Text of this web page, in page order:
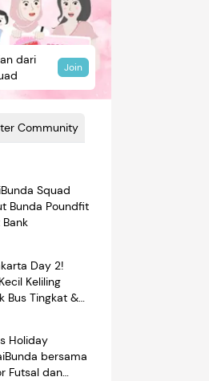
Community
dari
Join
Squad
Bunda Poundfit
Day 2!
Keliling
Bus Tingkat &
Holiday
bersama
Futsal dan